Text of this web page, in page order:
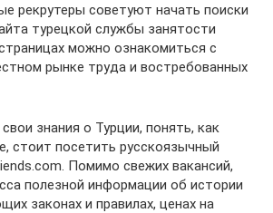
рекрутеры советуют начать поиски
турецкой службы занятости
можно ознакомиться с
рынке труда и востребованных
знания о Турции, понять, как
стоит посетить русскоязычный
Помимо свежих вакансий,
полезной информации об истории
законах и правилах, ценах на